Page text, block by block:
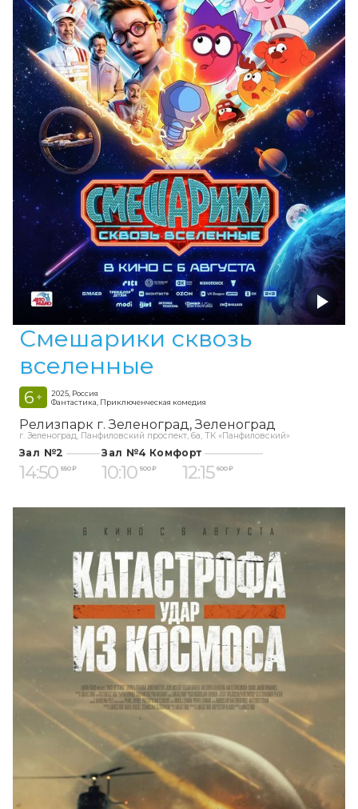
Смешарики сквозь
вселенные
6 +
2025, Россия
Фантастика, Приключенческая комедия
Релизпарк г. Зеленоград Зеленоград
г. Зеленоград, Панфиловский проспект, 6а, ТК «Панфиловский»
Зал №2
14:50 550 ₽
Зал №4 Комфорт
10:10 500 ₽ 12:15 600 ₽